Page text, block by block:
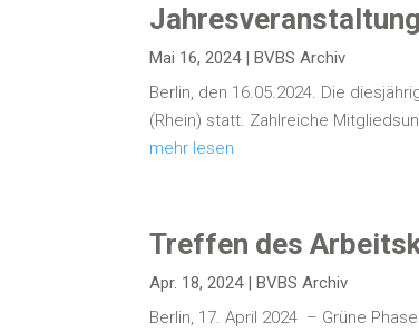
Mai 16, 2024|BVBS Archiv
Ber­lin, den 16.05.2024. Die
(Rhein) statt. Zahl­rei­che
mehr lesen
Tref­fen des
Apr. 18, 2024|BVBS Archiv
Ber­lin, 17. April 2024 – Grü­ne